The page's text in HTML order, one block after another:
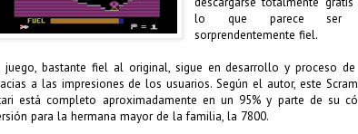
lo que parece ser
sorprendentemente fiel.
juego, bastante fiel al original, sigue en desarrollo y proceso de
a las impresiones de los usuarios. Según el autor, este
está completo aproximadamente en un 95% y parte de su
para la hermana mayor de la familia, la 7800.